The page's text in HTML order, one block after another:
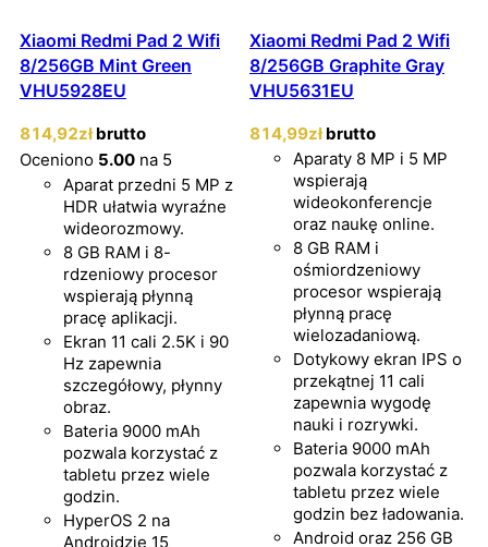
Xiaomi Redmi Pad 2 Wifi
8/256GB Mint Green
VHU5928EU
814,92zł brutto
Oceniono 5.00 na 5
Aparat przedni 5 MP z
HDR ułatwia wyraźne
wideorozmowy.
8 GB RAM i 8-
rdzeniowy procesor
wspierają płynną
pracę aplikacji.
Ekran 11 cali 2.5K i 90
Hz zapewnia
szczegółowy, płynny
obraz.
Bateria 9000 mAh
pozwala korzystać z
tabletu przez wiele
godzin.
HyperOS 2 na
Androidzie 15
Xiaomi Redmi Pad 2 Wifi
8/256GB Graphite Gray
VHU5631EU
814,99zł brutto
Aparaty 8 MP i 5 MP
wspierają
wideokonferencje
oraz naukę online.
8 GB RAM i
ośmiordzeniowy
procesor wspierają
płynną pracę
wielozadaniową.
Dotykowy ekran IPS o
przekątnej 11 cali
zapewnia wygodę
nauki i rozrywki.
Bateria 9000 mAh
pozwala korzystać z
tabletu przez wiele
godzin bez ładowania.
Android oraz 256 GB